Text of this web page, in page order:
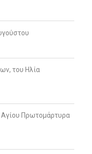
του Ηλία
Αγίου Πρωτομάρτυρα